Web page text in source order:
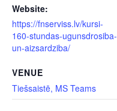
Website:
https://fnserviss.lv/kursi-
160-stundas-ugunsdrosiba-
un-aizsardziba/
VENUE
Tiešsaistē, MS Teams